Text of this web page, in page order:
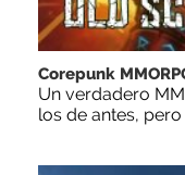
Corepunk
Un verdadero
los de antes,